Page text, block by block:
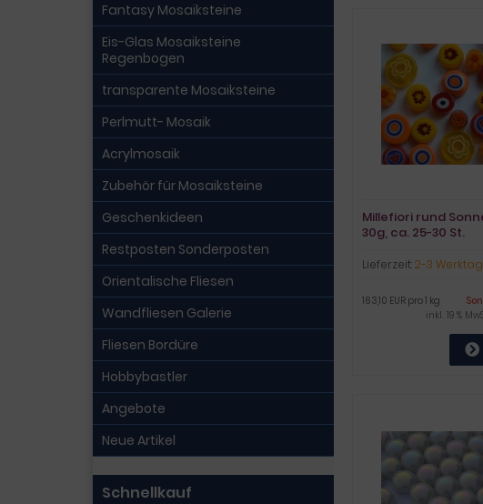
Millefiori rund
30g, ca. 25-30 St.
Lieferzeit:2-3
163,10 EUR pro 1 kg
inkl. 19 %
Fantasy Mosaiksteine
Eis-Glas Mosaiksteine
Regenbogen
transparente Mosaiksteine
Perlmutt- Mosaik
Acrylmosaik
Zubehör für Mosaiksteine
Geschenkideen
Restposten Sonderposten
Orientalische Fliesen
Wandfliesen Galerie
Fliesen Bordüre
Hobbybastler
Angebote
Neue Artikel
Schnellkauf